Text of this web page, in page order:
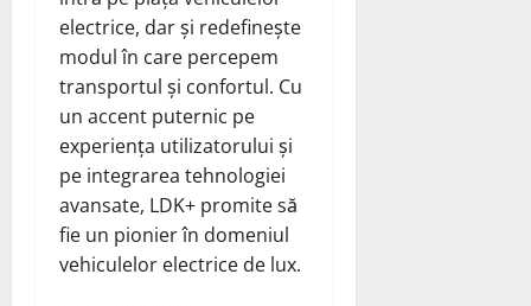
electrice, dar și redefinește
modul în care percepem
transportul și confortul. Cu
un accent puternic pe
experiența utilizatorului și
pe integrarea tehnologiei
avansate, LDK+ promite să
fie un pionier în domeniul
vehiculelor electrice de lux.